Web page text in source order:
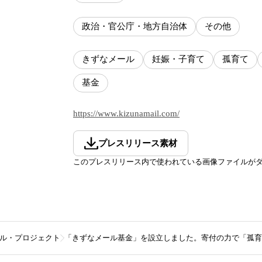
政治・官公庁・地方自治体 その他
きずなメール 妊娠・子育て 孤育て
基金
https://www.kizunamail.com/
プレスリリース素材
このプレスリリース内で使われている画像ファイルが
・プロジェクト 「きずなメール基金」を設立しました。寄付の力で「孤